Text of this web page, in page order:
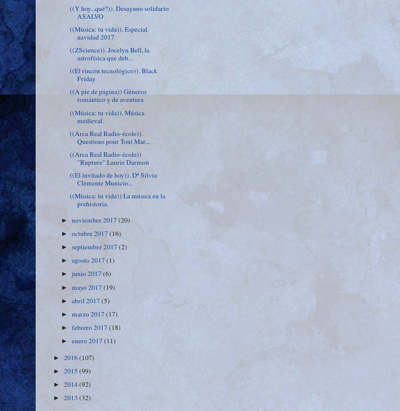
((Y hoy...qué?)). Desayuno solidario
ASALVO
((Música: tu vida)). Especial
navidad 2017
((ZScience)). Jocelyn Bell, la
astrofísica que deb...
((El rincón tecnológico)). Black
Friday
((A pie de página)) Géneros
romántico y de aventura
((Música: tu vida)). Música
medieval.
((Arca Real Radio-école)).
Questions pour Toni Mar...
((Arca Real Radio-école))
"Rupture" Laurie Darmon
((El invitado de hoy)). Dª Silvia
Clemente Municio...
((Música: tu vida)) La música en la
prehistoria.
►noviembre 2017(20)
►octubre 2017(16)
►septiembre 2017(2)
►agosto 2017(1)
►junio 2017(6)
►mayo 2017(19)
►abril 2017(5)
►marzo 2017(17)
►febrero 2017(18)
►enero 2017(11)
► 2016(107)
► 2015 (99)
► 2014(92)
► 2013 (32)